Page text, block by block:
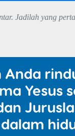
Jadilah yang
Anda
Yesus